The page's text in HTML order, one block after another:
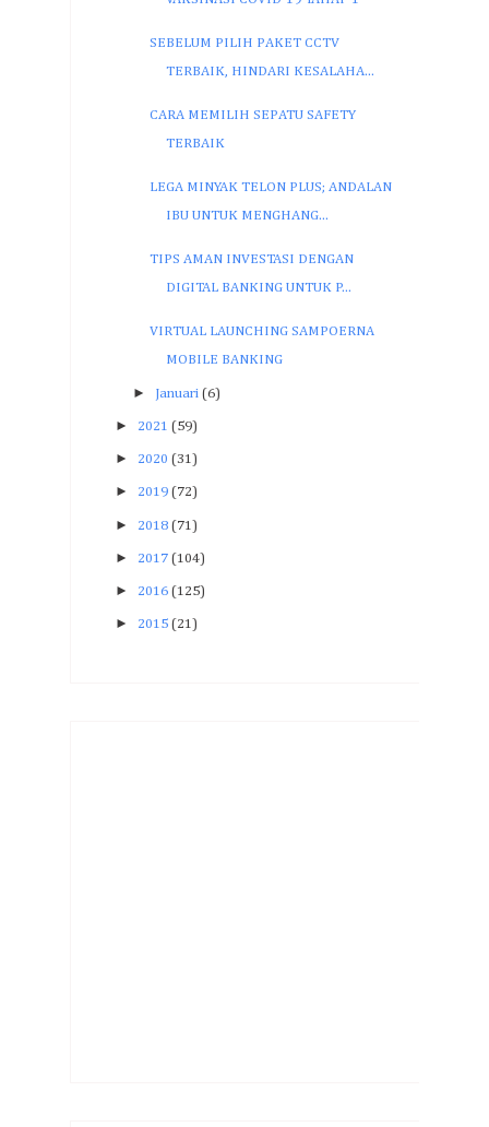
SEBELUM PILIH PAKET CCTV
TERBAIK, HINDARI KESALAHA...
CARA MEMILIH SEPATU SAFETY
TERBAIK
LEGA MINYAK TELON PLUS; ANDALAN
IBU UNTUK MENGHANG...
TIPS AMAN INVESTASI DENGAN
DIGITAL BANKING UNTUK P...
VIRTUAL LAUNCHING SAMPOERNA
MOBILE BANKING
► Januari (6)
► 2021 (59)
► 2020 (31)
► 2019 (72)
► 2018 (71)
► 2017 (104)
► 2016 (125)
► 2015 (21)